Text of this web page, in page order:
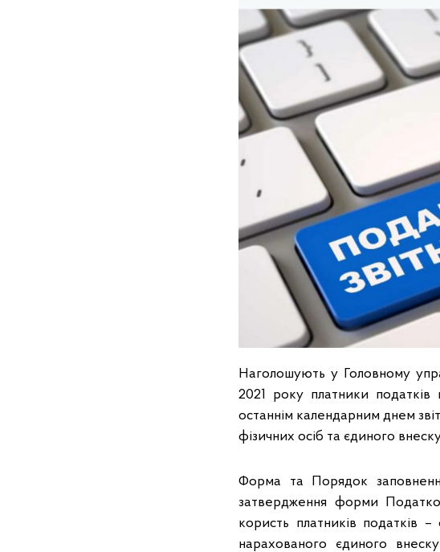
Наголошують у Головному
2021 року платники
останнім календарним днем
фізичних осіб та єдиного
Форма та Порядок
затвердження форми
користь платників податків
нарахованого єдиного